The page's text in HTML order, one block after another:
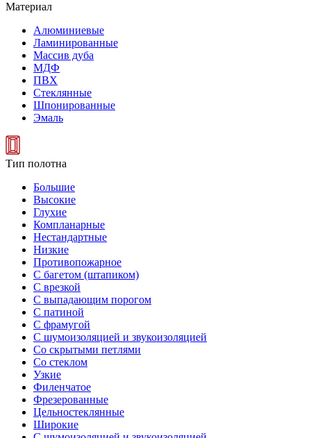
Материал
Алюминиевые
Ламинированные
Массив дуба
МДФ
ПВХ
Стеклянные
Шпонированные
Эмаль
Тип полотна
Большие
Высокие
Глухие
Компланарные
Нестандартные
Низкие
Противопожарное
С багетом (штапиком)
С врезкой
С выпадающим порогом
С патиной
С фрамугой
С шумоизоляцией и звукоизоляцией
Со скрытыми петлями
Со стеклом
Узкие
Филенчатое
Фрезерованные
Цельностеклянные
Широкие